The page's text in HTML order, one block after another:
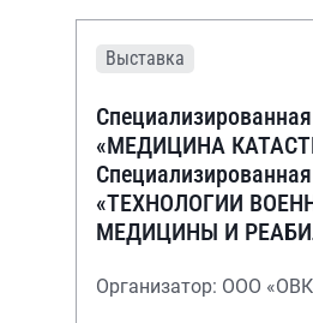
Выставка
«МЕДИЦИНА
«ТЕХНОЛОГИИ
МЕДИЦИНЫ И
Организатор: ООО